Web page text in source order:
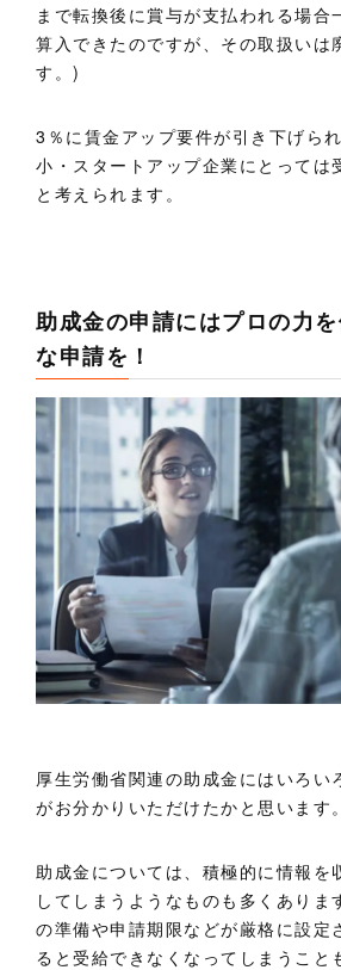
まで転換後に賞与が支払われる場合
算入できたのですが、その取扱いは
す。)
3％に賃金アップ要件が引き下げら
小・スタートアップ企業にとっては
と考えられます。
助成金の申請にはプロの力
な申請を！
厚生労働省関連の助成金にはいろい
がお分かりいただけたかと思います。
助成金については、積極的に情報を
してしまうようなものも多くありま
の準備や申請期限などが厳格に設定
ると受給できなくなってしまうこと